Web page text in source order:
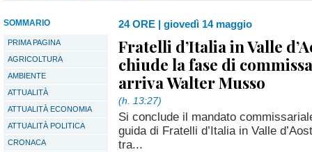
SOMMARIO
PRIMA PAGINA
AGRICOLTURA
AMBIENTE
ATTUALITÀ
ATTUALITÀ ECONOMIA
ATTUALITÀ POLITICA
CRONACA
24 ORE | giovedì 14 maggio
Fratelli d’Italia in Valle
chiude la fase di
arriva Walter Musso
(h. 13:27)
Si conclude il mandato
guida di Fratelli d’Italia in Valle
tra...